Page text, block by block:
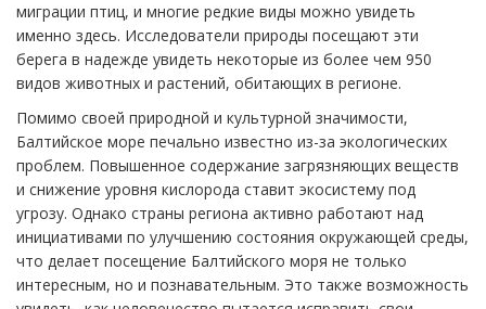
миграции птиц, и многие редкие виды можно увидеть
именно здесь. Исследователи природы посещают эти
берега в надежде увидеть некоторые из более чем 950
видов животных и растений, обитающих в регионе.
Помимо своей природной и культурной значимости,
Балтийское море печально известно из-за экологических
проблем. Повышенное содержание загрязняющих веществ
и снижение уровня кислорода ставит экосистему под
угрозу. Однако страны региона активно работают над
инициативами по улучшению состояния окружающей среды,
что делает посещение Балтийского моря не только
интересным, но и познавательным. Это также возможность